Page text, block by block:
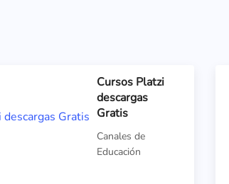
Cursos Platzi
descargas
Gratis
Canales de
Educación